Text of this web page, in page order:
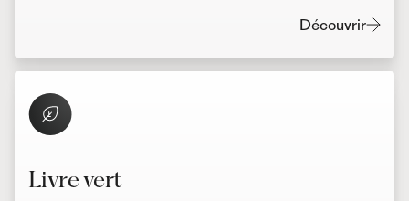
Découvrir
Livre vert